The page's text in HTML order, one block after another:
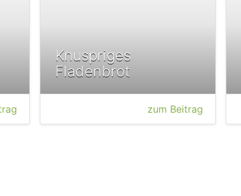
Knuspriges
Fladenbrot
zum Beitrag